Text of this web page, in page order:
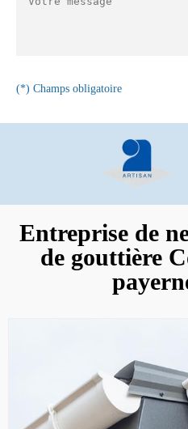
(*) Champs obligatoire
Entreprise de
de gouttière